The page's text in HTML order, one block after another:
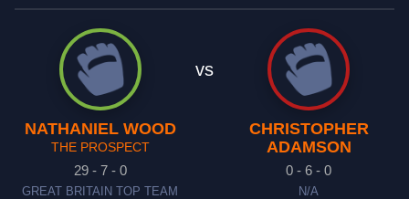
NATHANIEL WOOD
THE PROSPECT
29 - 7 - 0
GREAT BRITAIN TOP TEAM
vs
CHRISTOPHER
ADAMSON
0 - 6 - 0
N/A